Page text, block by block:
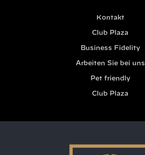
Kontakt
Club Plaza
Business Fidelity
Arbeiten Sie bei uns
Pet friendly
Club Plaza